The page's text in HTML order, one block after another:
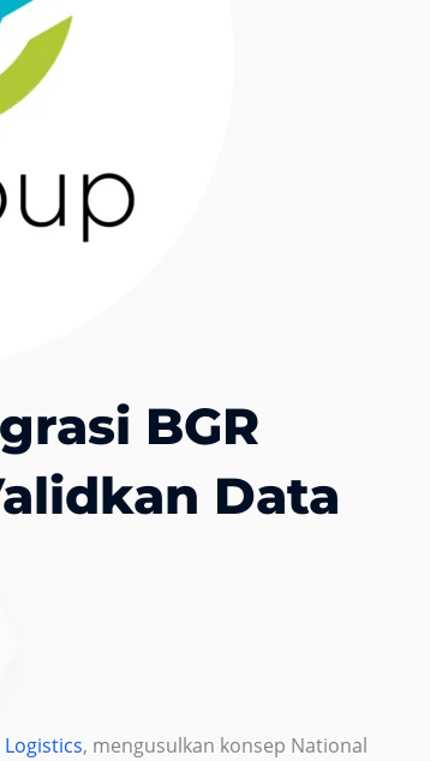
BGR
Data
Logistics, mengusulkan konsep National